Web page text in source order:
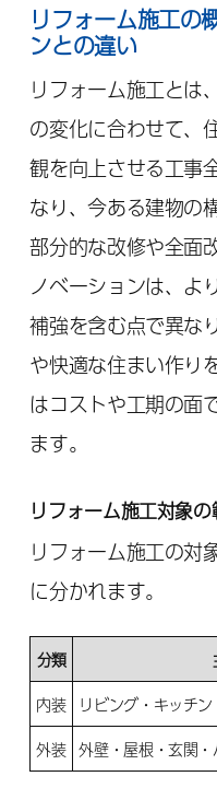
リフォーム施工の
ンとの違い
リフォーム施工とは
の変化に合わせて、
観を向上させる工事
なり、今ある建物の
部分的な改修や全面
ノベーションは、よ
補強を含む点で異な
や快適な住まい作り
はコストや工期の面
ます。
リフォーム施工対象
リフォーム施工の対
に分かれます。
分類
内装
リビング・キッチ
外装 外壁・屋根・玄関